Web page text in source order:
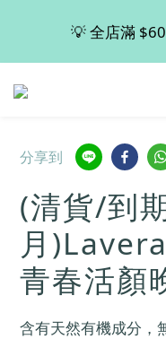
💡 全店滿
💡 全店滿
🚚 購買 德國
📢📢📢 Miss
💡 全店滿
分享到
(清貨/到
月
青春活顏
含有天然有機成分，